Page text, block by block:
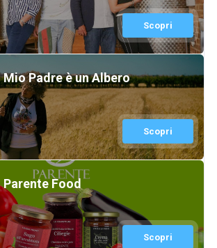
Scopri
Mio Padre è un Albero
Scopri
Parente Food
Scopri